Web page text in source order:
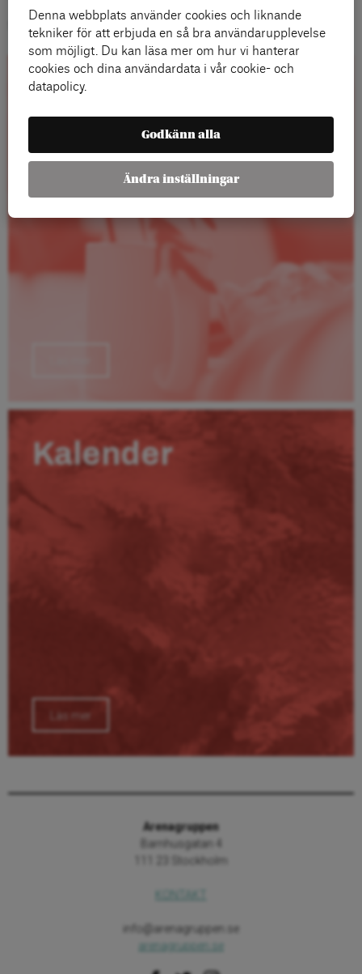
Seminarier arrangeras av ABF Stockholm.
Rapporter
Kalender
Läs mer
Arenagruppen
Barnhusgatan 4
111 23 Stockholm
info@arenagruppen.se
arenagruppen.se
Denna webbplats använder cookies och liknande
tekniker för att erbjuda en så bra användarupplevelse
som möjligt. Du kan läsa mer om hur vi hanterar
cookies och dina användardata i vår cookie- och
datapolicy.
Godkänn alla
Ändra inställningar